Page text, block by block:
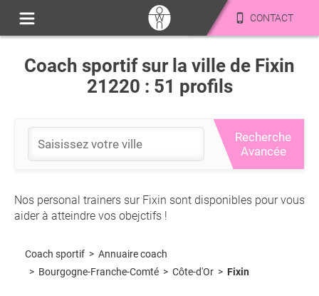
CONTACT
Coach sportif sur la ville de Fixin
21220 : 51 profils
Recherche
Avancée
Nos personal trainers sur Fixin sont disponibles pour vous
aider à atteindre vos obejctifs !
Coach sportif > Annuaire coach
> Bourgogne-Franche-Comté > Côte-d'Or > Fixin